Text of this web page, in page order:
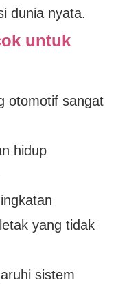
dunia nyata.
untuk
otomotif sangat
hidup
yang tidak
sistem